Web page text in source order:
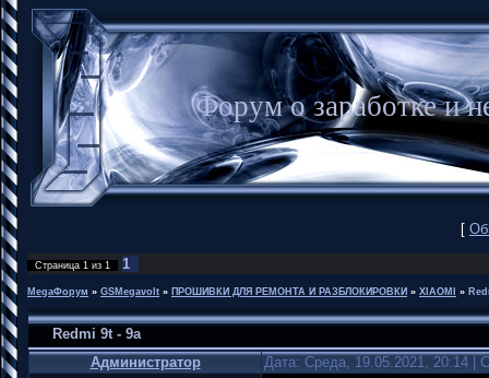
Форум о заработке
[
Страница 1 из 1 1
MegaФорум » GSMegavolt » ПРОШИВКИ ДЛЯ РЕМОНТА И РАЗБЛОКИРОВКИ » XIAOMI »
Redmi 9t - 9a
Администратор
Дата: Среда, 19.05.2021, 20:14 |